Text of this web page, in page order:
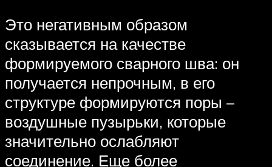
Это негативным образом
сказывается на качестве
формируемого сварного шва: он
получается непрочным, в его
структуре формируются поры –
воздушные пузырьки, которые
значительно ослабляют
соединение. Еще более